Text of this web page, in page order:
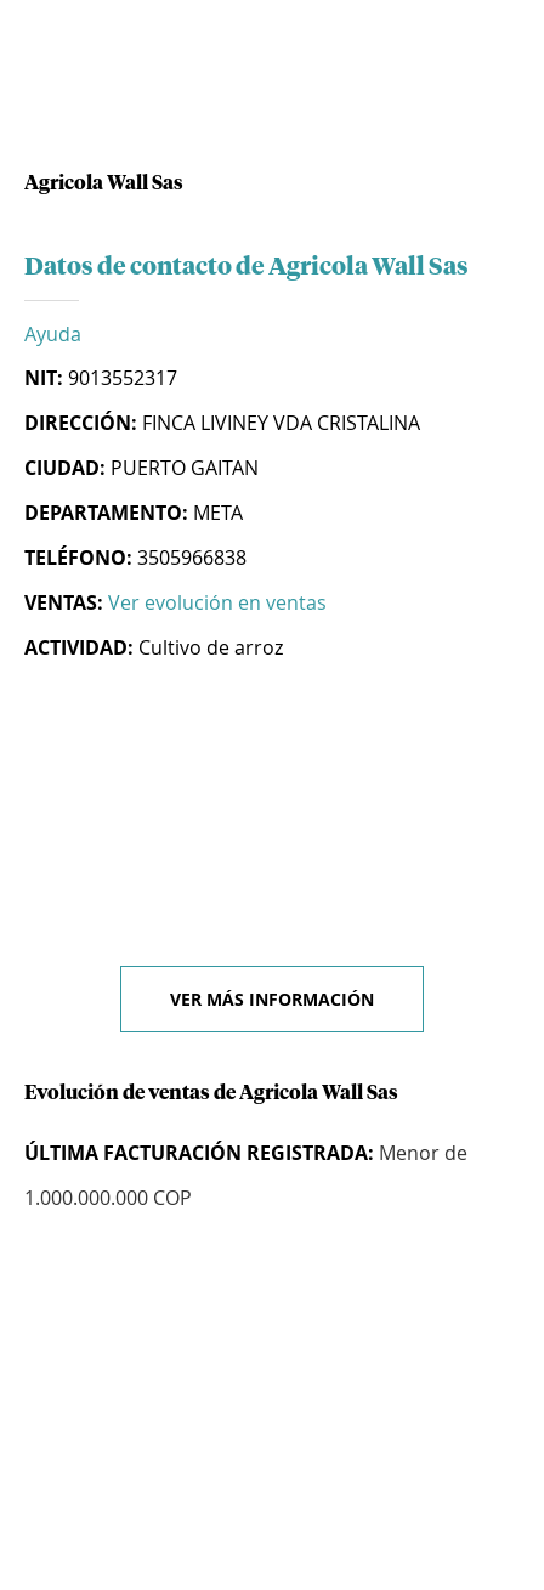
Agricola Wall Sas
Datos de contacto de Agricola Wall Sas
Ayuda
NIT: 9013552317
DIRECCIÓN: FINCA LIVINEY VDA CRISTALINA
CIUDAD: PUERTO GAITAN
DEPARTAMENTO: META
TELÉFONO: 3505966838
VENTAS: Ver evolución en ventas
ACTIVIDAD: Cultivo de arroz
VER MÁS INFORMACIÓN
Evolución de ventas de Agricola Wall Sas
ÚLTIMA FACTURACIÓN REGISTRADA: Menor de
1.000.000.000 COP